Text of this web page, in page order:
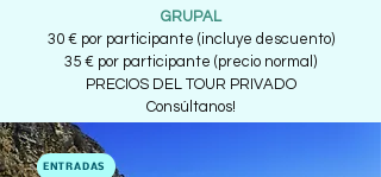
GRUPAL
30 € por participante (incluye descuento)
35 € por participante (precio normal)
PRECIOS DEL TOUR PRIVADO
Consúltanos!
ENTRADAS